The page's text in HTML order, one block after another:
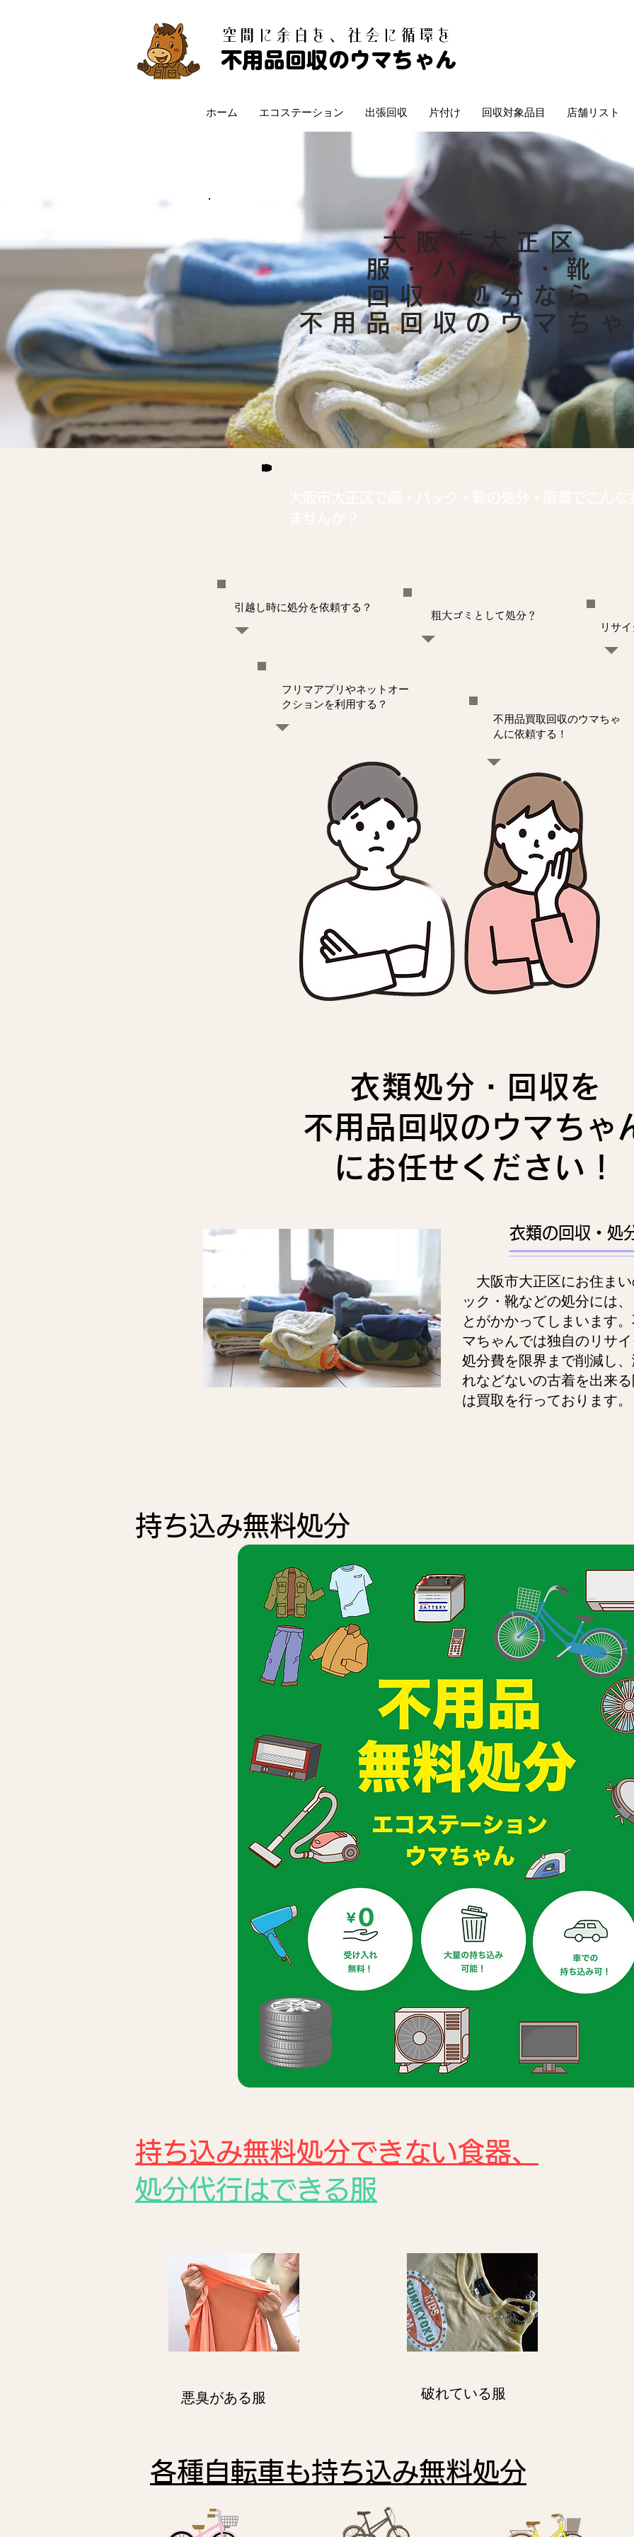
​空間に余白を、社会に循環を
不用品回収のウマちゃん
ホーム エコステーション 出張回収 片付け 回収対象品目 店舗リスト
大阪市大正区
服・バック・靴
回収・処分なら
不用品回収のウマち
引越し時に処分を依頼する？
粗大ゴミとして処分？
リサ
フリマアプリやネットオー
クションを利用する？
不用品買取回収のウマちゃ
んに依頼する！
衣類処分・回収を
不用品回収のウマちゃ
にお任せください！
衣類の回収・処
大阪市大正区にお住ま
ック・靴などの処分には
とがかかってしまいます
マちゃんでは独自のリサ
処分費を限界まで削減し
れなどないの古着を出来
は買取を行っております。
持ち込み無料処分
持ち込み無料処分できない食器、
処分代行はできる服
悪臭がある服 破れている服
各種自転車も持ち込み無料処分